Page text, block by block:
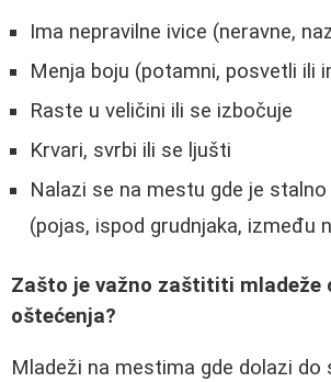
Ima nepravilne ivice (neravne,
Menja boju (potamni, posvetli ili
Raste u veličini ili se izbočuje
Krvari, svrbi ili se ljušti
Nalazi se na mestu gde je
(pojas, ispod grudnjaka, između
Zašto je važno zaštititi mladeže
oštećenja?
Mladeži na mestima gde dolazi do